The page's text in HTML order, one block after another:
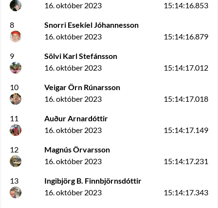
16. október 2023
15:14:16.853
8
Snorri Esekíel Jóhannesson
16. október 2023
15:14:16.879
9
Sölvi Karl Stefánsson
16. október 2023
15:14:17.012
10
Veigar Örn Rúnarsson
16. október 2023
15:14:17.018
11
Auður Arnardóttir
16. október 2023
15:14:17.149
12
Magnús Örvarsson
16. október 2023
15:14:17.231
13
Ingibjörg B. Finnbjörnsdóttir
16. október 2023
15:14:17.343